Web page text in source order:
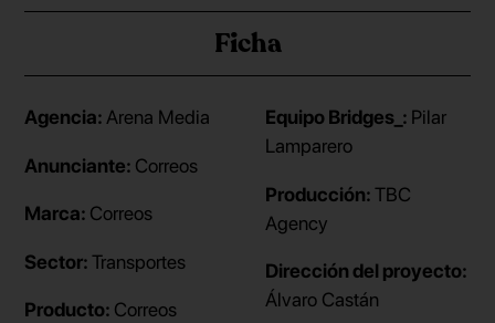
Ficha
Agencia: Arena Media
Anunciante: Correos
Marca: Correos
Sector:Transportes
Producto: Correos
Equipo Bridges_: Pilar
Lamparero
Producción:TBC
Agency
Dirección del proyecto:
Álvaro Castán